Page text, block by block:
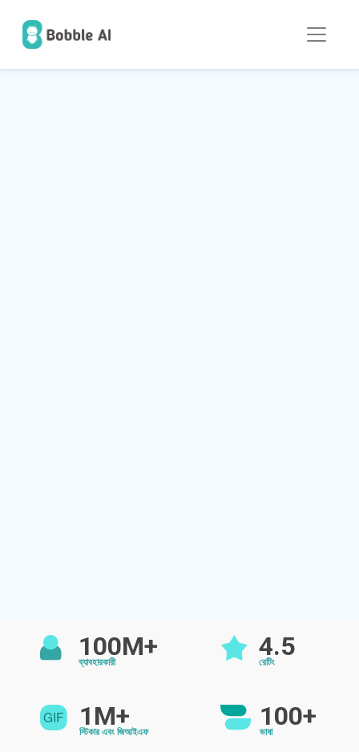
100M+
ব্যাবহারকারী
4.5
রেটিং
1M+
স্টিকার এবং জিআইএফ
100+
ভাষা